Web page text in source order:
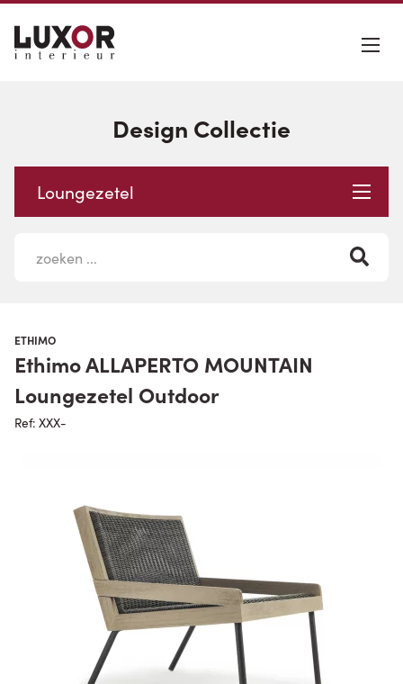
Design Collectie
Loungezetel
ETHIMO
Ethimo ALLAPERTO MOUNTAIN
Loungezetel Outdoor
Ref: XXX-